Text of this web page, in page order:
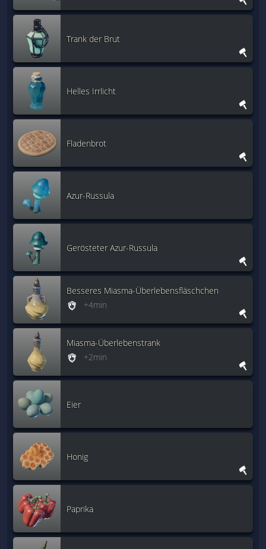
Trank der Brut
Helles Irrlicht
Fladenbrot
Azur-Russula
Gerösteter Azur-Russula
Besseres Miasma-Überlebensfläschchen
+4min
Miasma-Überlebenstrank
+2min
Eier
Honig
Paprika